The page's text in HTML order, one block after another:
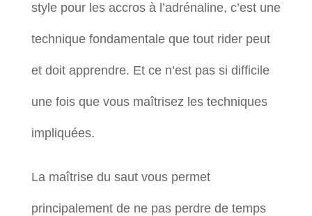
style pour les accros à l’adrénaline, c’est une
technique fondamentale que tout rider peut
et doit apprendre. Et ce n’est pas si difficile
une fois que vous maîtrisez les techniques
impliquées.
La maîtrise du saut vous permet
principalement de ne pas perdre de temps